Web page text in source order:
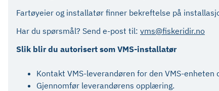
Fartøyeier og installatør finner bekreftelse på
Har du spørsmål? Send e-post til: vms@fiskeridir.no
Slik blir du autorisert som VMS-installatør
Kontakt VMS-leverandøren for den VMS-enheten
Gjennomfør leverandørens opplæring.